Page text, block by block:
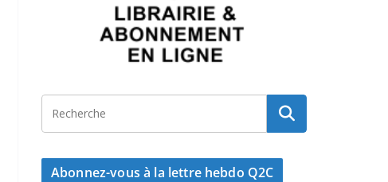
Abonnez-vous à la lettre hebdo Q2C